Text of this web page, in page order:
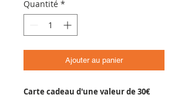
Quantité *
Ajouter au panier
Carte cadeau d'une valeur de 30€